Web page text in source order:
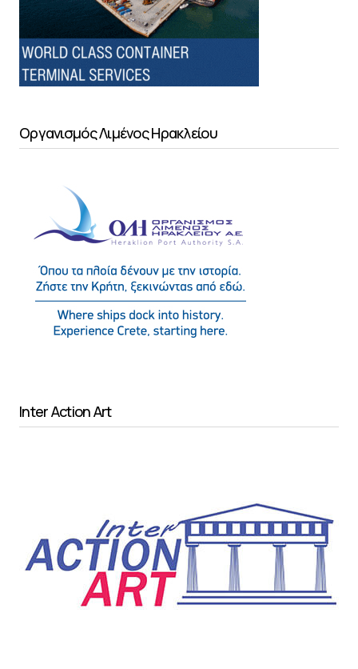
Οργανισμός Λιμένος Ηρακλείου
Inter Action Art